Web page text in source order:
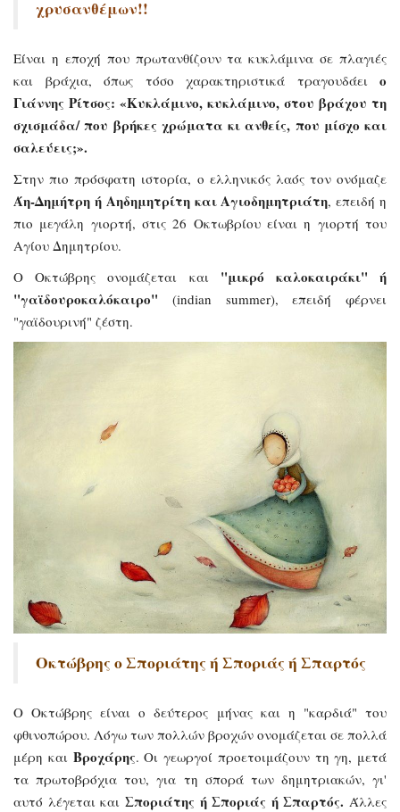
χρυσανθέμων!!
Είναι η εποχή που πρωτανθίζουν τα κυκλάμινα σε πλαγιές
και βράχια, όπως τόσο χαρακτηριστικά τραγουδάει ο
Γιάννης Ρίτσος: «Κυκλάμινο, κυκλάμινο, στου βράχου τη
σχισμάδα/ που βρήκες χρώματα κι ανθείς, που μίσχο και
σαλεύεις;».
Στην πιο πρόσφατη ιστορία, ο ελληνικός λαός τον ονόμαζε
Άη-Δημήτρη ή Αηδημητρίτη και Αγιοδημητριάτη, επειδή η
πιο μεγάλη γιορτή, στις 26 Οκτωβρίου είναι η γιορτή του
Αγίου Δημητρίου.
Ο Οκτώβρης ονομάζεται και "μικρό καλοκαιράκι" ή
"γαϊδουροκαλόκαιρο" (indian summer), επειδή φέρνει
"γαϊδουρινή" ζέστη.
Οκτώβρης ο Σποριάτης ή Σποριάς ή Σπαρτός
Ο Οκτώβρης είναι ο δεύτερος μήνας και η "καρδιά" του
φθινοπώρου. Λόγω των πολλών βροχών ονομάζεται σε πολλά
μέρη καιΒροχάρης. Οι γεωργοί προετοιμάζουν τη γη, μετά
τα πρωτοβρόχια του, για τη σπορά των δημητριακών, γι'
αυτό λέγεται και Σποριάτης ή Σποριάς ή Σπαρτός. Άλλες